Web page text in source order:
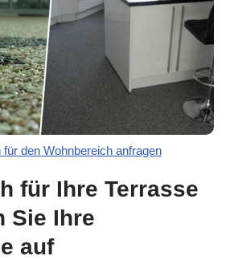
den Wohnbereich anfragen
für Ihre Terrasse
Sie Ihre
auf